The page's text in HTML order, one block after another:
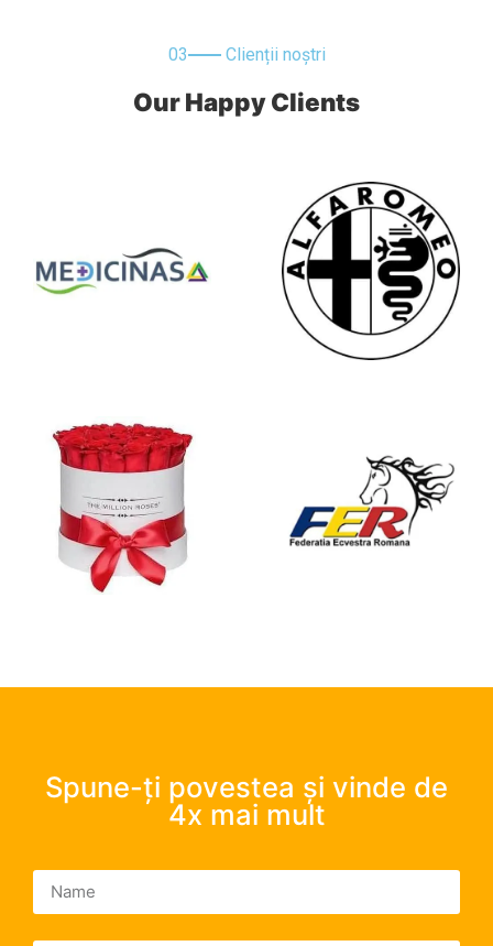
03 Clienții noștri
Our Happy Clients
Spune-ți povestea și vinde de
4x mai mult